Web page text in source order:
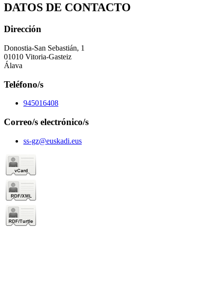
DATOS DE CONTACTO
Dirección
Donostia-San Sebastián, 1
01010 Vitoria-Gasteiz
Álava
Teléfono/s
945016408
Correo/s electrónico/s
ss-gz@euskadi.eus